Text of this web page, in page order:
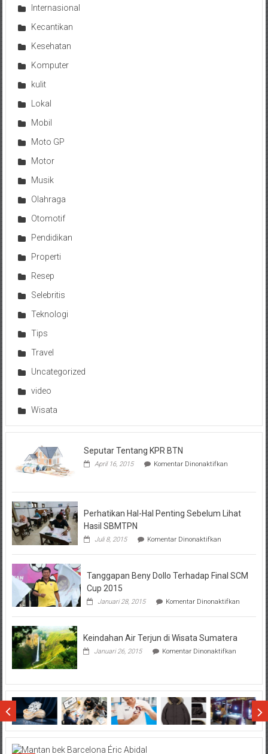
Internasional
Kecantikan
Kesehatan
Komputer
kulit
Lokal
Mobil
Moto GP
Motor
Musik
Olahraga
Otomotif
Pendidikan
Properti
Resep
Selebritis
Teknologi
Tips
Travel
Uncategorized
video
Wisata
Seputar Tentang KPR BTN
April 16, 2015 Komentar Dinonaktifkanpada
Perhatikan Hal-Hal Penting Sebelum Lihat
Hasil SBMTPN
Juli 8, 2015 Komentar Dinonaktifkanpada
Hal-
Penting
Hasil
Tanggapan Beny Dollo Terhadap Final SCM
Cup 2015
Januari 28, 2015 Komentar Dinonaktifkanpada
Beny
Keindahan Air Terjun di Wisata Sumatera
Januari 26, 2015 Komentar Dinonaktifkanpada
di
Wisata
Sumatera